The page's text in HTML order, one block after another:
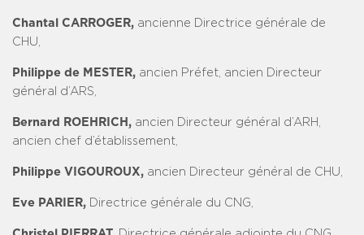
Chantal CARROGER, ancienne Directrice générale de
CHU,
Philippe de MESTER, ancien Préfet, ancien Directeur
général d’ARS,
Bernard ROEHRICH, ancien Directeur général d’ARH,
ancien chef d’établissement,
Philippe VIGOUROUX, ancien Directeur général de CHU,
Eve PARIER, Directrice générale du CNG,